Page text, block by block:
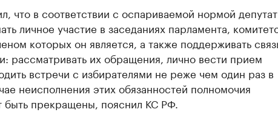
что в соответствии с оспариваемой нормой депутат
личное участие в заседаниях парламента,
которых он является, а также поддерживать
рассматривать их обращения, лично вести прием
встречи с избирателями не реже чем один раз в
неисполнения этих обязанностей полномочия
быть прекращены, пояснил КС РФ.